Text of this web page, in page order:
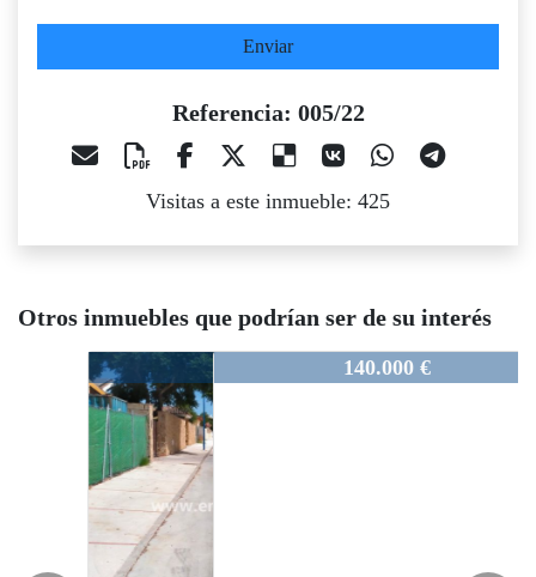
Enviar
Referencia: 005/22
Visitas a este inmueble: 425
Otros inmuebles que podrían ser de su interés
145.000 €
005/22